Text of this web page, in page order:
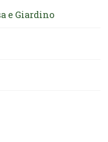
e Giardino